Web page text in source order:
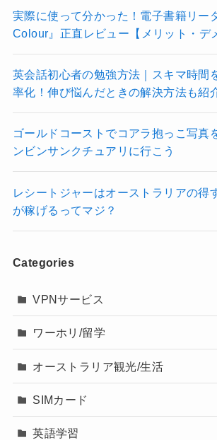
実際に使って分かった！電子書籍リー
Colour』正直レビュー【メリット・デ
英会話初心者の勉強方法｜スキマ時間
率化！伸び悩んだときの解決方法も紹
ゴールドコーストでコアラ抱っこ写真
ンビンサンクチュアリに行こう
レシートジャーはオーストラリアの得
が稼げるってマジ？
Categories
VPNサービス
ワーホリ/留学
オーストラリア観光/生活
SIMカード
英語学習